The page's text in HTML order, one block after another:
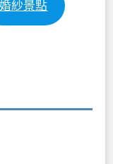
婚紗景點